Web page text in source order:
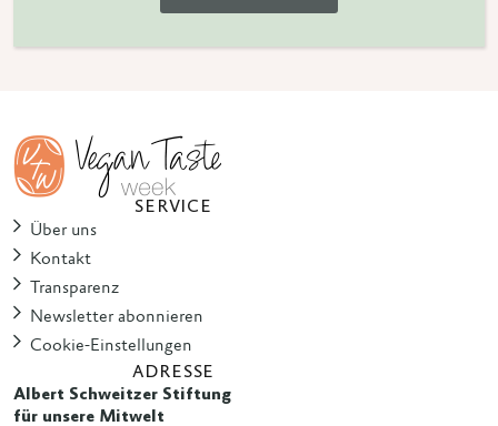
SERVICE
Über uns
Kontakt
Transparenz
Newsletter abonnieren
Cookie-Einstellungen
ADRESSE
Albert Schweitzer Stiftung
für unsere Mitwelt